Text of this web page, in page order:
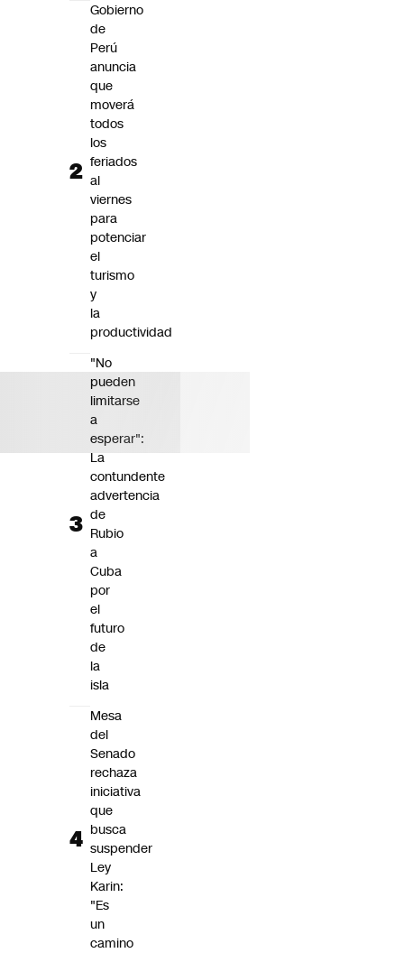
Gobierno
de
Perú
anuncia
que
moverá
todos
los
feriados
al
viernes
para
potenciar
el
turismo
y
la
productividad
"No
pueden
limitarse
a
esperar":
La
contundente
advertencia
de
Rubio
a
Cuba
por
el
futuro
de
la
isla
Mesa
del
Senado
rechaza
iniciativa
que
busca
suspender
Ley
Karin:
"Es
un
camino